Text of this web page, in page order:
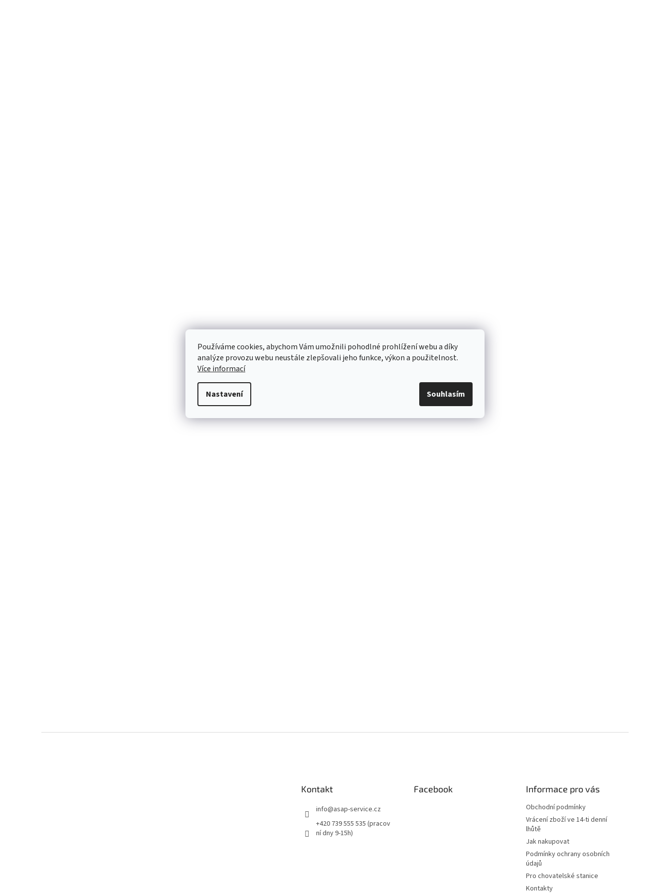
Používáme cookies, abychom Vám umožnili pohodlné prohlížení webu a díky
analýze provozu webu neustále zlepšovali jeho funkce, výkon a použitelnost.
Více informací
Nastavení Souhlasím
Kontakt
info@asap-service.cz
+420 739 555 535 (pracov
ní dny 9-15h)
Facebook Informace pro vás
Obchodní podmínky
Vrácení zboží ve 14-ti denní
lhůtě
Jak nakupovat
Podmínky ochrany osobních
údajů
Pro chovatelské stanice
Kontakty